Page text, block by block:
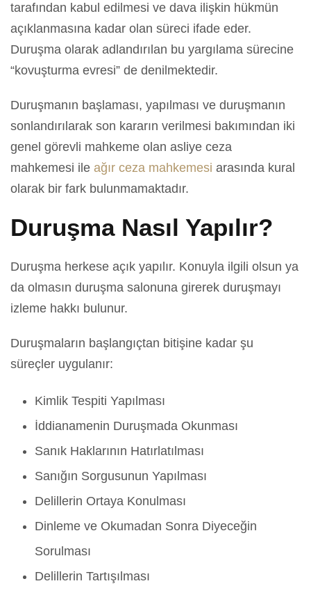
tarafından kabul edilmesi ve dava ilişkin hükmün
açıklanmasına kadar olan süreci ifade eder.
Duruşma olarak adlandırılan bu yargılama sürecine
“kovuşturma evresi” de denilmektedir.
Duruşmanın başlaması, yapılması ve duruşmanın
sonlandırılarak son kararın verilmesi bakımından iki
genel görevli mahkeme olan asliye ceza
mahkemesi ile ağır ceza mahkemesi arasında kural
olarak bir fark bulunmamaktadır.
Duruşma Nasıl Yapılır?
Duruşma herkese açık yapılır. Konuyla ilgili olsun ya
da olmasın duruşma salonuna girerek duruşmayı
izleme hakkı bulunur.
Duruşmaların başlangıçtan bitişine kadar şu
süreçler uygulanır:
Kimlik Tespiti Yapılması
İddianamenin Duruşmada Okunması
Sanık Haklarının Hatırlatılması
Sanığın Sorgusunun Yapılması
Delillerin Ortaya Konulması
Dinleme ve Okumadan Sonra Diyeceğin
Sorulması
Delillerin Tartışılması